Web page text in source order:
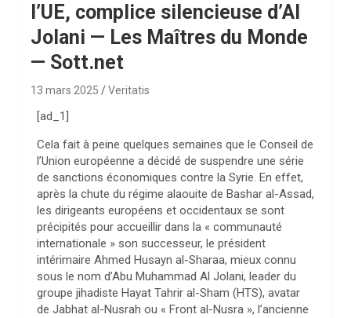
l’UE, complice silencieuse d’Al
Jolani — Les Maîtres du Monde
— Sott.net
13 mars 2025 Veritatis
[ad_1]
Cela fait à peine quelques semaines que le Conseil de
l’Union européenne a décidé de suspendre une série
de sanctions économiques contre la Syrie. En effet,
après la chute du régime alaouite de Bashar al-Assad,
les dirigeants européens et occidentaux se sont
précipités pour accueillir dans la « communauté
internationale » son successeur, le président
intérimaire Ahmed Husayn al-Sharaa, mieux connu
sous le nom d’Abu Muhammad Al Jolani, leader du
groupe jihadiste Hayat Tahrir al-Sham (HTS), avatar
de Jabhat al-Nusrah ou « Front al-Nusra », l’ancienne